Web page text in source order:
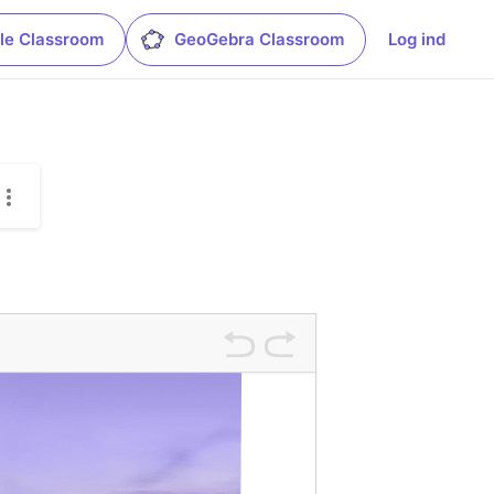
Classroom GeoGebra Classroom Log ind